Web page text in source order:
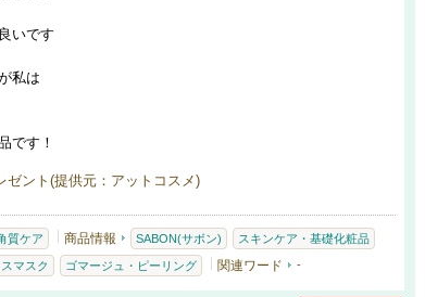
いです
私は
です！
ゼント(提供元：アットコスメ)
質ケア 商品情報 SABON(サボン) スキンケア・基礎化粧品
マスク ゴマージュ・ピーリング 関連ワード -